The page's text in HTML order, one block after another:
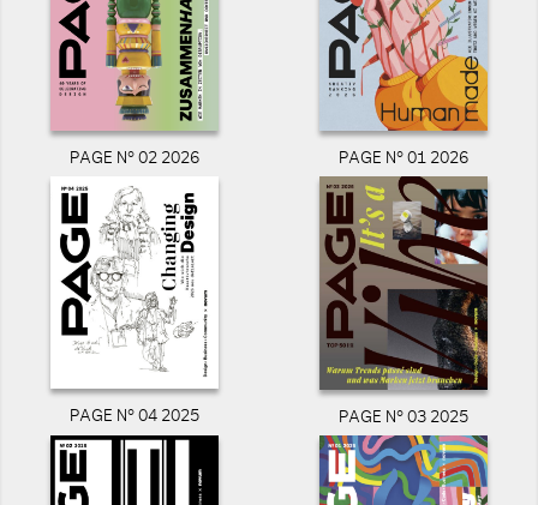
PAGE N° 02 2026 PAGE N° 01 2026
PAGE N° 04 2025 PAGE N° 03 2025